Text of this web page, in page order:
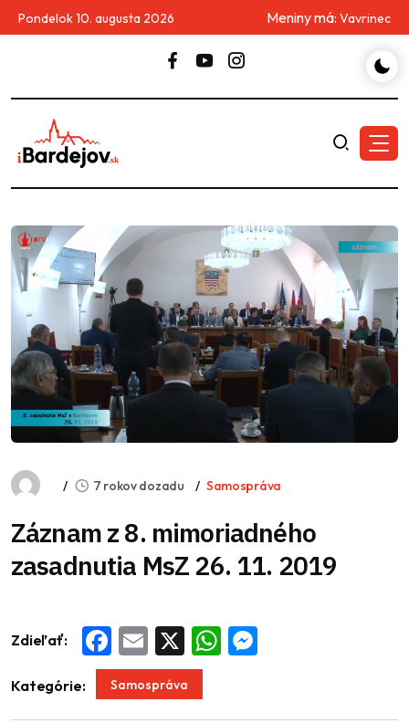
Pondelok 10. augusta 2026 Meniny má: Vavrinec
7 rokov dozadu Samospráva
Záznam z 8. mimoriadného
zasadnutia MsZ 26. 11. 2019
Zdieľať: Facebook
Email WhatsApp
Kategórie: Samospráva